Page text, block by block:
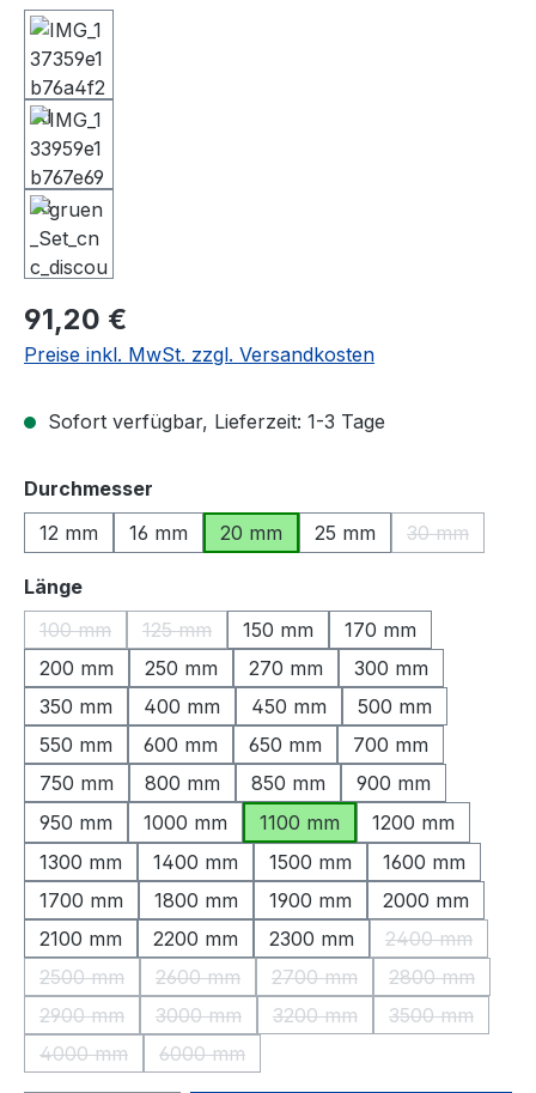
Regulärer Preis:
91,20 €
Preise inkl. MwSt. zzgl. Versandkosten
Sofort verfügbar, Lieferzeit: 1-3 Tage
Durchmesser
12 mm
16 mm 20 mm 25 mm 30 mm
(Diese
Längeauswählen
100 mm
(Diese Option ist zurzeit nicht verfügbar.)
125 mm
(Diese Option ist zurzeit nicht verfügbar.)
150 mm
170 mm
200 mm
250 mm 270 mm
300 mm
350 mm
400 mm 450 mm
500 mm
550 mm
600 mm 650 mm
700 mm
750 mm
800 mm 850 mm
900 mm
950 mm
1000 mm 1100 mm
1200 mm
1300 mm
1400 mm 1500 mm
1600 mm
1700 mm
1800 mm 1900 mm
2000 mm
2100 mm
2200 mm 2300 mm 2400 mm
(Diese
2500 mm
(Diese Option ist zurzeit nicht verfügbar.)
2600 mm
(Diese Option ist zurzeit nicht verfügbar.)
2700 mm
(Diese Option ist zurzeit
2800 mm
(Diese
2900 mm
(Diese Option ist zurzeit nicht verfügbar.)
3000 mm
(Diese Option ist zurzeit nicht verfügbar.)
3200 mm
(Diese Option ist zurzeit
3500 mm
(Diese
4000 mm
(Diese Option ist zurzeit nicht verfügbar.)
6000 mm
(Diese Option ist zurzeit nicht verfügbar.)